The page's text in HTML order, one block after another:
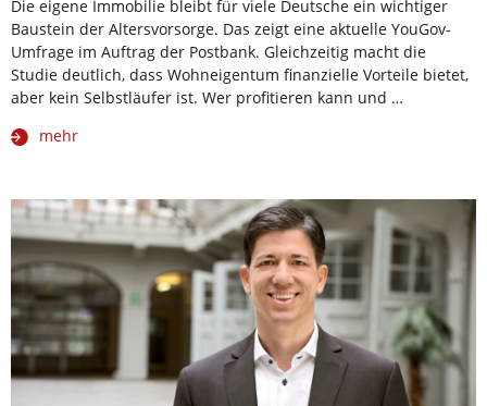
Die eigene Immobilie bleibt für viele Deutsche ein wichtiger
Baustein der Altersvorsorge. Das zeigt eine aktuelle YouGov-
Umfrage im Auftrag der Postbank. Gleichzeitig macht die
Studie deutlich, dass Wohneigentum finanzielle Vorteile bietet,
aber kein Selbstläufer ist. Wer profitieren kann und …
mehr